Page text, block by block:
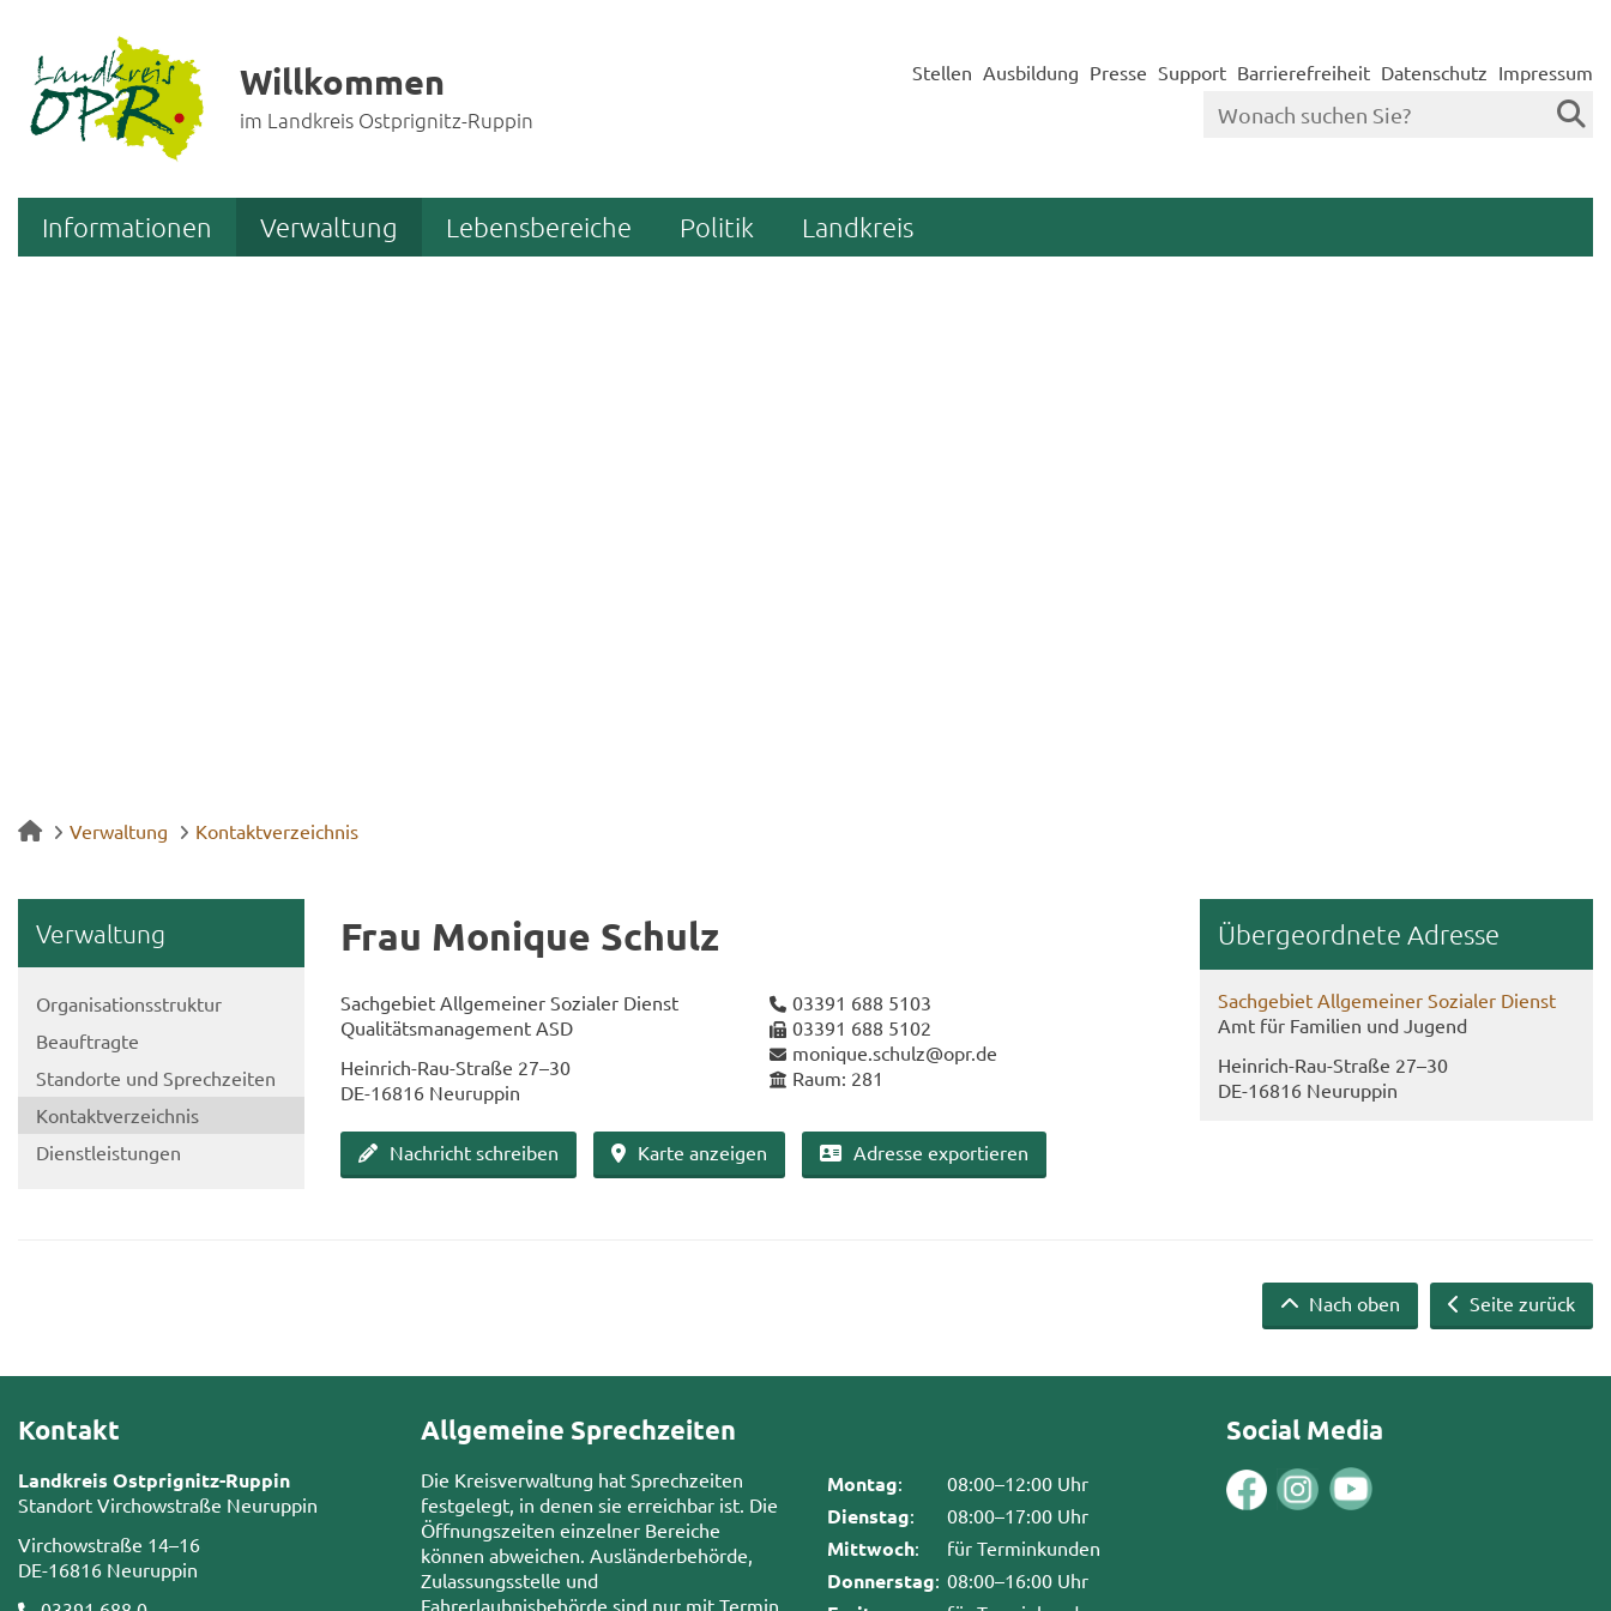
Willkommen
im Landkreis Ostprignitz-Ruppin
Stellen Ausbildung Presse Support Barrierefreiheit Datenschutz Impressum
Informationen Verwaltung Lebensbereiche Politik Landkreis
Verwaltung Kontaktverzeichnis
Ver­wal­tung
Or­ga­ni­sa­ti­ons­struk­tur
Be­auf­trag­te
Stand­or­te und Sprech­zei­ten
Kon­takt­ver­zeich­nis
Dienst­leis­tun­gen
Frau Mo­ni­que Schulz
Sach­ge­biet All­ge­mei­ner So­zia­ler Dienst
Qua­li­täts­ma­nage­ment ASD
Heinrich-​Rau-Straße 27–30
DE-​16816 Neu­rup­pin
03391 688 5103
03391 688 5102
mo­ni­que.schulz@opr.de
Raum: 281
Nach­richt schrei­ben Karte an­zei­gen Adres­se ex­por­tie­ren
Über­ge­ord­ne­te Adres­se
Sach­ge­biet All­ge­mei­ner So­zia­ler Dienst
Amt für Fa­mi­li­en und Ju­gend
Heinrich-​Rau-Straße 27–30
DE-​16816 Neu­rup­pin
Seite zurück
Nach oben
Kontakt
Landkreis Ostprignitz-Ruppin
Standort Virchowstraße Neuruppin
Virchowstraße 14–16
DE-16816 Neuruppin
Allgemeine Sprechzeiten
Die Kreisverwaltung hat Sprechzeiten
festgelegt, in denen sie erreichbar ist. Die
Öffnungszeiten einzelner Bereiche
können abweichen. Ausländerbehörde,
Zulassungsstelle und
Fahrerlaubnisbehörde sind nur mit Termin
Montag: 08:00–12:00 Uhr
Dienstag: 08:00–17:00 Uhr
Mittwoch: für Terminkunden
Donnerstag: 08:00–16:00 Uhr
Social Media